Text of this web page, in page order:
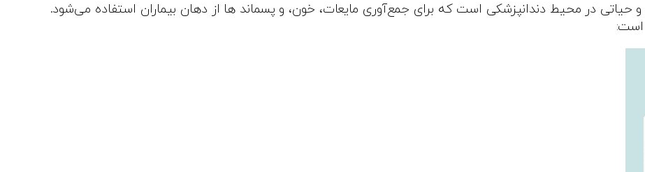
حیاتی در محیط دندانپزشکی است که برای جمع‌آوری مایعات، خون، و پسماند ها از دهان بیماران استفاده می‌شود.
است: